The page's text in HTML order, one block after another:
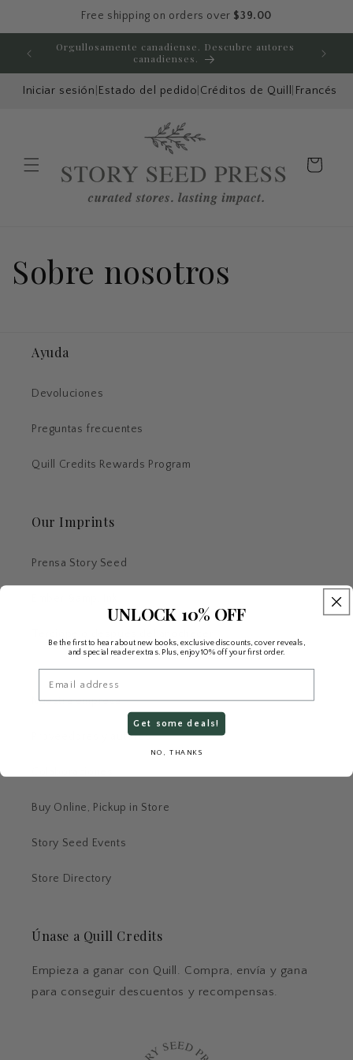
Free shipping on orders over $39.00
Ir directamente
Orgullosamente canadiense. Descubre autores
canadienses.
Iniciar sesión Estado del pedido Créditos de Quill Francés
Carrito
Sobre nosotros
Ayuda
Devoluciones
Preguntas frecuentes
Quill Credits Rewards Program
Our Imprints
Prensa Story Seed
Nuestra empresa
Proveedores y autores
Buy Online, Pickup in Store
Story Seed Events
Store Directory
Únase a Quill Credits
Empieza a ganar con Quill. Compra, envía y gana
para conseguir descuentos y recompensas.
UNLOCK 10% OFF
Be the first to hear about new books, exclusive discounts, cover reveals,
and special reader extras. Plus, enjoy 10% off your first order.
Get some deals!
NO, THANKS